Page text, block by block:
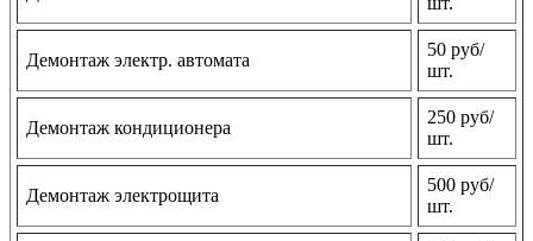
Демонтаж электр. автомата
50 руб/
шт.
Демонтаж кондиционера
250 руб/
шт.
Демонтаж электрощита
500 руб/
шт.